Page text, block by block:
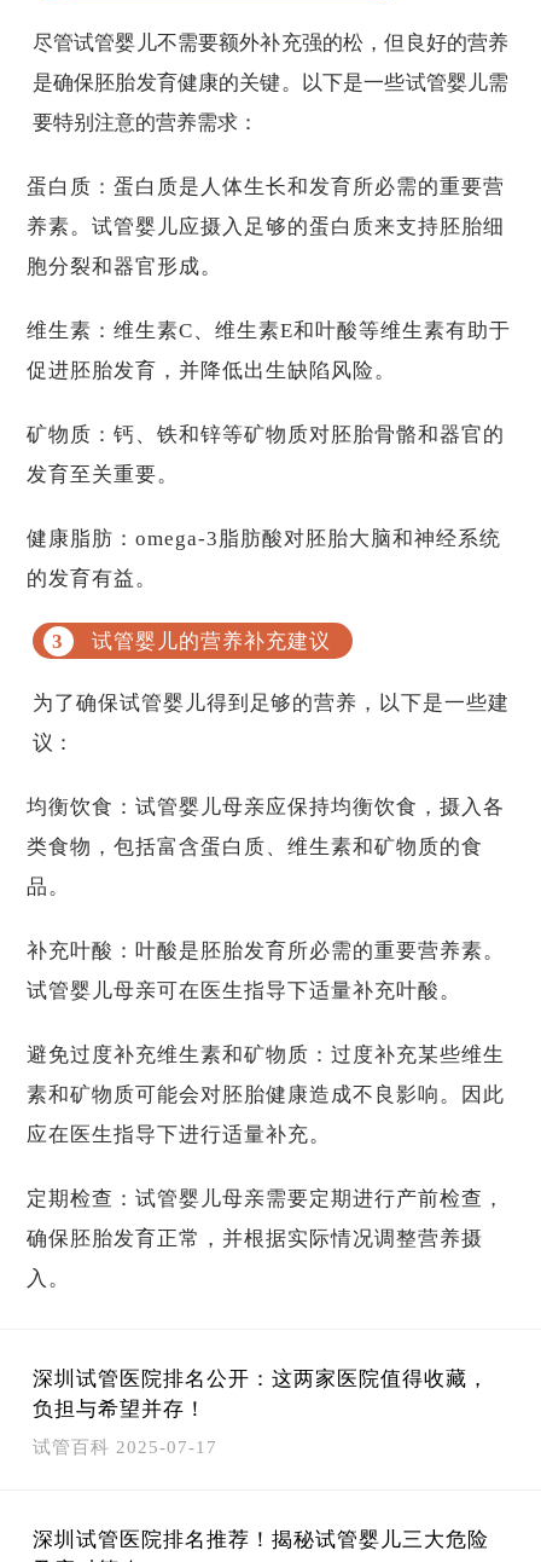
尽管试管婴儿不需要额外补充强的松，但良好的营养
是确保胚胎发育健康的关键。以下是一些试管婴儿需
要特别注意的营养需求：
蛋白质：蛋白质是人体生长和发育所必需的重要营
养素。试管婴儿应摄入足够的蛋白质来支持胚胎细
胞分裂和器官形成。
维生素：维生素C、维生素E和叶酸等维生素有助于
促进胚胎发育，并降低出生缺陷风险。
矿物质：钙、铁和锌等矿物质对胚胎骨骼和器官的
发育至关重要。
健康脂肪：omega-3脂肪酸对胚胎大脑和神经系统
的发育有益。
试管婴儿的营养补充建议
为了确保试管婴儿得到足够的营养，以下是一些建
议：
均衡饮食：试管婴儿母亲应保持均衡饮食，摄入各
类食物，包括富含蛋白质、维生素和矿物质的食
品。
补充叶酸：叶酸是胚胎发育所必需的重要营养素。
试管婴儿母亲可在医生指导下适量补充叶酸。
避免过度补充维生素和矿物质：过度补充某些维生
素和矿物质可能会对胚胎健康造成不良影响。因此
应在医生指导下进行适量补充。
定期检查：试管婴儿母亲需要定期进行产前检查，
确保胚胎发育正常，并根据实际情况调整营养摄
入。
深圳试管医院排名公开：这两家医院值得收藏，
负担与希望并存！
试管百科 2025-07-17
深圳试管医院排名推荐！揭秘试管婴儿三大危险